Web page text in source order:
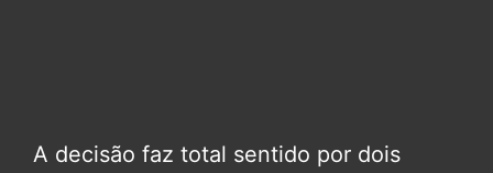
A decisão faz total sentido por dois